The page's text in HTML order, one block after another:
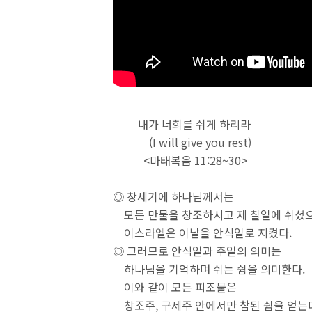
내가 너희를 쉬게 하리라
(I will give you rest)
<마태복음 11:28~30>
◎ 창세기에 하나님께서는
모든 만물을 창조하시고 제 칠일에 쉬셨
이스라엘은 이날을 안식일로 지켰다.
◎ 그러므로 안식일과 주일의 의미는
하나님을 기억하며 쉬는 쉼을 의미한다.
이와 같이 모든 피조물은
창조주, 구세주 안에서만 참된 쉼을 얻는